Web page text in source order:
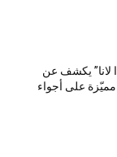
لانا” يكشف عن
على أجواء